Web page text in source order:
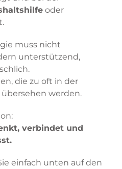
oder
muss nicht
unterstützend,
die zu oft in der
werden.
verbindet und
einfach unten auf den